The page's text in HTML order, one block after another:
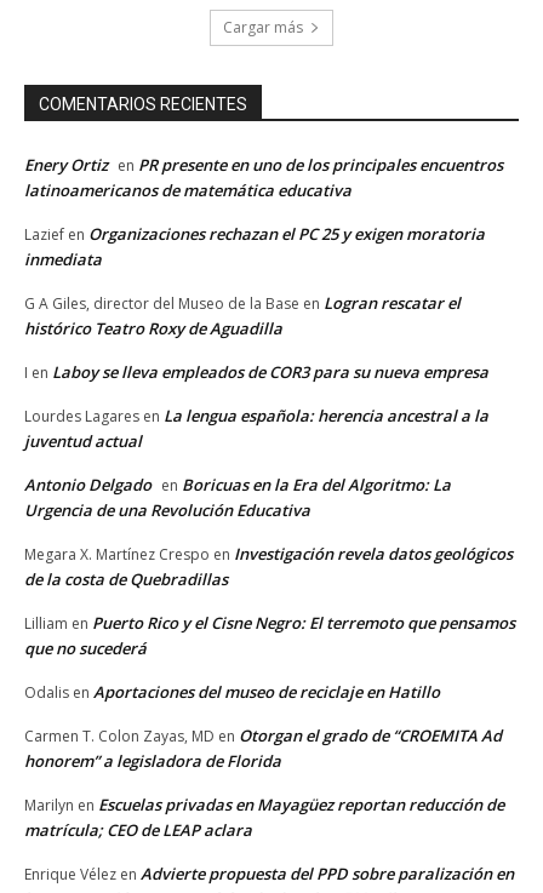
Cargar más
COMENTARIOS RECIENTES
Enery Ortiz en PR presente en uno de los principales encuentros
latinoamericanos de matemática educativa
Lazief en Organizaciones rechazan el PC 25 y exigen moratoria
inmediata
G A Giles, director del Museo de la Base en Logran rescatar el
histórico Teatro Roxy de Aguadilla
I en Laboy se lleva empleados de COR3 para su nueva empresa
Lourdes Lagares en La lengua española: herencia ancestral a la
juventud actual
Antonio Delgado en Boricuas en la Era del Algoritmo: La
Urgencia de una Revolución Educativa
Megara X. Martínez Crespo en Investigación revela datos geológicos
de la costa de Quebradillas
Lilliam en Puerto Rico y el Cisne Negro: El terremoto que pensamos
que no sucederá
Odalis en Aportaciones del museo de reciclaje en Hatillo
Carmen T. Colon Zayas, MD en Otorgan el grado de “CROEMITA Ad
honorem” a legisladora de Florida
Marilyn en Escuelas privadas en Mayagüez reportan reducción de
matrícula; CEO de LEAP aclara
Enrique Vélez en Advierte propuesta del PPD sobre paralización en